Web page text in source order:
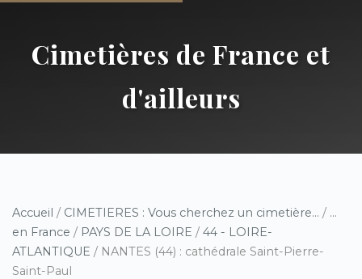
Cimetières de France et
d'ailleurs
Accueil / CIMETIERES : Vous cherchez un cimetière... / ...
en France / PAYS DE LA LOIRE / 44 - LOIRE-
ATLANTIQUE / NANTES (44) : cathédrale Saint-Pierre-
Saint-Paul